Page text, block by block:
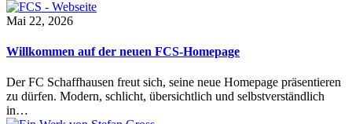
Mai 22, 2026
Willkommen auf der neuen FCS-Homepage
Der FC Schaffhausen freut sich, seine neue Homepage präsentieren
zu dürfen. Modern, schlicht, übersichtlich und selbstverständlich
in…